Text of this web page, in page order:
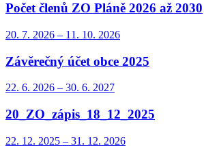
Počet členů ZO Pláně 2026 až 2030
20. 7. 2026 – 11. 10. 2026
Závěrečný účet obce 2025
22. 6. 2026 – 30. 6. 2027
20_ZO_zápis_18_12_2025
22. 12. 2025 – 31. 12. 2026